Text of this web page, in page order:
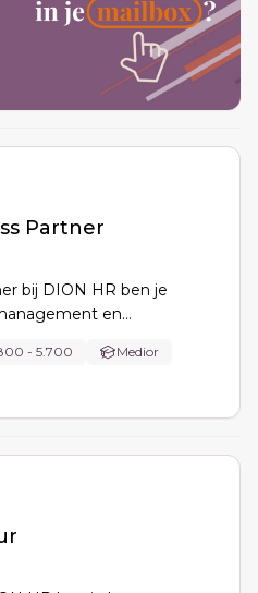
Partner
bij DION HR ben je
en
HR-beleid en processen,
je de
- 5.700
Medior